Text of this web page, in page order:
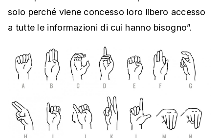
solo perché viene concesso loro libero accesso
a tutte le informazioni di cui hanno bisogno”.